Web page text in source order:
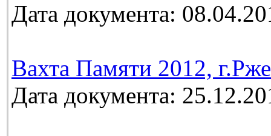
Дата документа:
Вахта Памяти 2012,
Дата документа: